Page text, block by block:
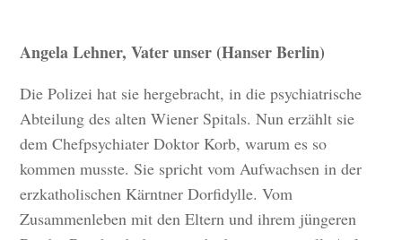
Angela Lehner, Vater unser (Hanser Berlin)
Die Polizei hat sie hergebracht, in die psychiatrische
Abteilung des alten Wiener Spitals. Nun erzählt sie
dem Chefpsychiater Doktor Korb, warum es so
kommen musste. Sie spricht vom Aufwachsen in der
erzkatholischen Kärntner Dorfidylle. Vom
Zusammenleben mit den Eltern und ihrem jüngeren